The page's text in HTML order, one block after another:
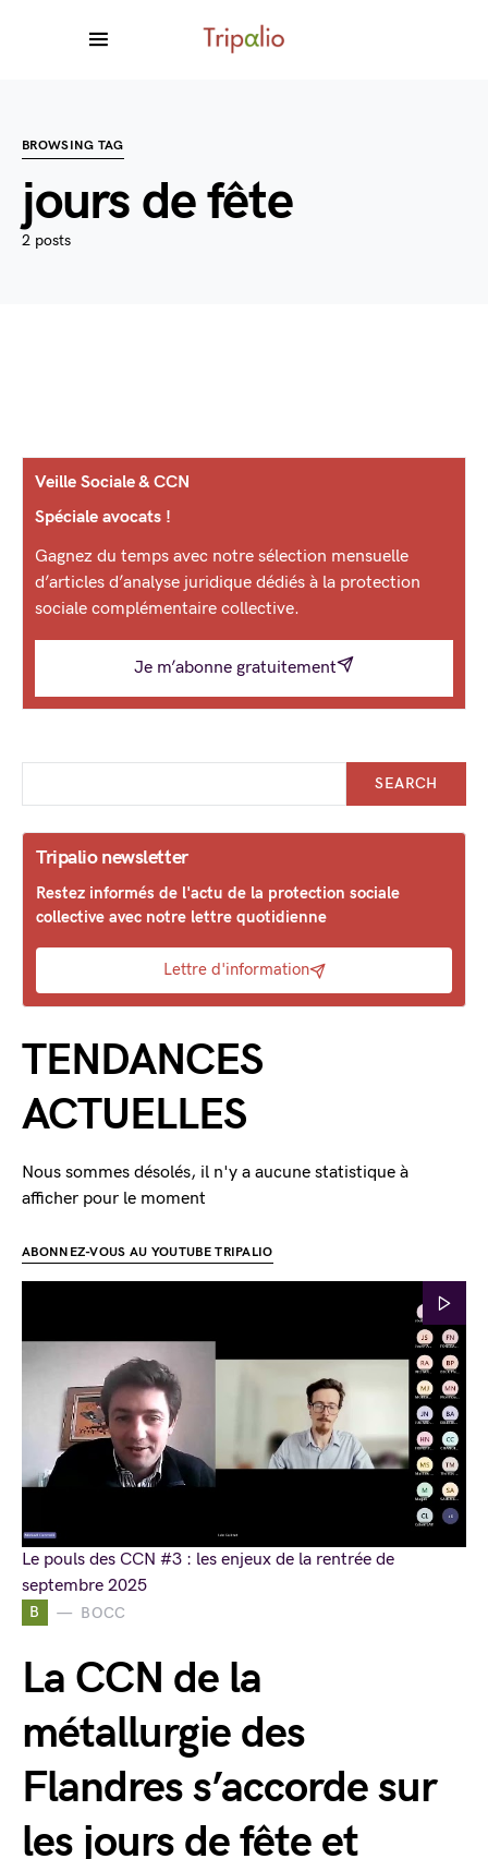
BROWSING TAG
jours de fête
2 posts
B BOCC
La CCN de la
métallurgie des
Flandres s’accorde sur
les jours de fête et
Veille Sociale & CCN
Spéciale avocats !
Gagnez du temps avec notre sélection mensuelle
d’articles d’analyse juridique dédiés à la protection
sociale complémentaire collective.
Je m’abonne gratuitement
SEARCH
Tripalio newsletter
Restez informés de l'actu de la protection sociale
collective avec notre lettre quotidienne
Lettre d'information
TENDANCES
ACTUELLES
Nous sommes désolés, il n'y a aucune statistique à
afficher pour le moment
ABONNEZ-VOUS AU YOUTUBE TRIPALIO
Le pouls des CCN #3 : les enjeux de la rentrée de
septembre 2025